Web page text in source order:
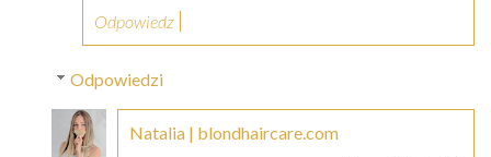
Odpowiedz
Odpowiedzi
Natalia | blondhaircare.com